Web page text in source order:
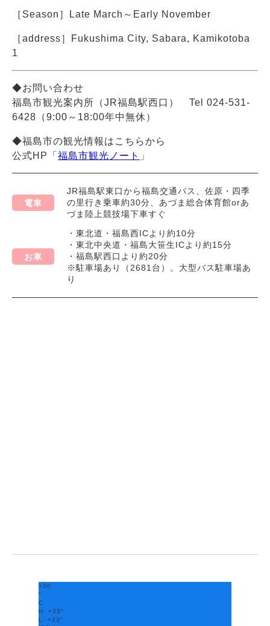
［Season］Late March～Early November
［address］Fukushima City, Sabara, Kamikotoba
1
◆お問い合わせ
福島市観光案内所（JR福島駅西口） Tel 024-531-
6428（9:00～18:00年中無休）
◆福島市の観光情報はこちらから
公式HP「 福島市観光ノート 」
電車
JR福島駅東口から福島交通バス、佐原・四季
の里行き乗車約30分、あづま総合体育館orあ
づま陸上競技場下車すぐ
お車
・東北道・福島西ICより約10分
・東北中央道・福島大笹生ICより約15分
・福島駅西口より約20分
※駐車場あり（2681台）。大型バス駐車場あ
り
+30
°
C
H: +33°
L: +23°